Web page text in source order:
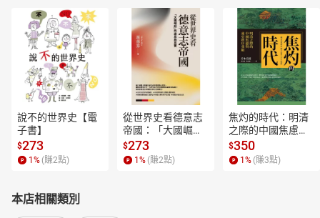
說不的世界史【電
子書】
$273
1 % (賺2點)
從世界史看德意志
帝國：「大國崛
起」的迷思與真實
【電子書】
$273
1 % (賺2點)
焦灼的時代：明清
之際的中國焦慮與
東亞秩序重組【電
子書】
$350
1 % (賺3點)
本店相關類別